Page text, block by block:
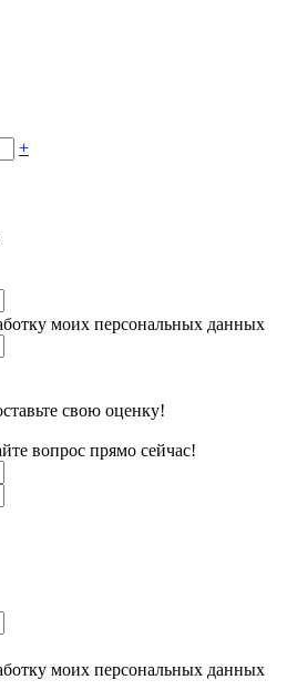
+
моих персональных данных
свою оценку!
вопрос прямо сейчас!
моих персональных данных